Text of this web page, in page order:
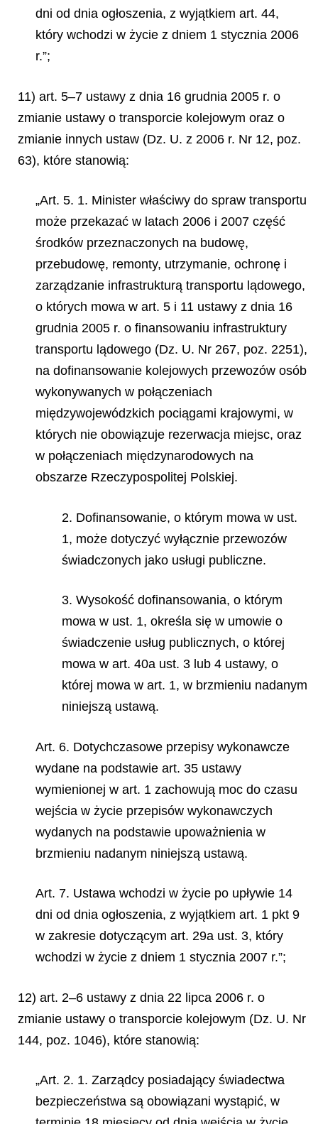
dni od dnia ogłoszenia, z wyjątkiem art. 44,
który wchodzi w życie z dniem 1 stycznia 2006
r.”;
11) art. 5–7 ustawy z dnia 16 grudnia 2005 r. o
zmianie ustawy o transporcie kolejowym oraz o
zmianie innych ustaw (Dz. U. z 2006 r. Nr 12, poz.
63), które stanowią:
„Art. 5. 1. Minister właściwy do spraw transportu
może przekazać w latach 2006 i 2007 część
środków przeznaczonych na budowę,
przebudowę, remonty, utrzymanie, ochronę i
zarządzanie infrastrukturą transportu lądowego,
o których mowa w art. 5 i 11 ustawy z dnia 16
grudnia 2005 r. o finansowaniu infrastruktury
transportu lądowego (Dz. U. Nr 267, poz. 2251),
na dofinansowanie kolejowych przewozów osób
wykonywanych w połączeniach
międzywojewódzkich pociągami krajowymi, w
których nie obowiązuje rezerwacja miejsc, oraz
w połączeniach międzynarodowych na
obszarze Rzeczypospolitej Polskiej.
2. Dofinansowanie, o którym mowa w ust.
1, może dotyczyć wyłącznie przewozów
świadczonych jako usługi publiczne.
3. Wysokość dofinansowania, o którym
mowa w ust. 1, określa się w umowie o
świadczenie usług publicznych, o której
mowa w art. 40a ust. 3 lub 4 ustawy, o
której mowa w art. 1, w brzmieniu nadanym
niniejszą ustawą.
Art. 6. Dotychczasowe przepisy wykonawcze
wydane na podstawie art. 35 ustawy
wymienionej w art. 1 zachowują moc do czasu
wejścia w życie przepisów wykonawczych
wydanych na podstawie upoważnienia w
brzmieniu nadanym niniejszą ustawą.
Art. 7. Ustawa wchodzi w życie po upływie 14
dni od dnia ogłoszenia, z wyjątkiem art. 1 pkt 9
w zakresie dotyczącym art. 29a ust. 3, który
wchodzi w życie z dniem 1 stycznia 2007 r.”;
12) art. 2–6 ustawy z dnia 22 lipca 2006 r. o
zmianie ustawy o transporcie kolejowym (Dz. U. Nr
144, poz. 1046), które stanowią:
„Art. 2. 1. Zarządcy posiadający świadectwa
bezpieczeństwa są obowiązani wystąpić, w